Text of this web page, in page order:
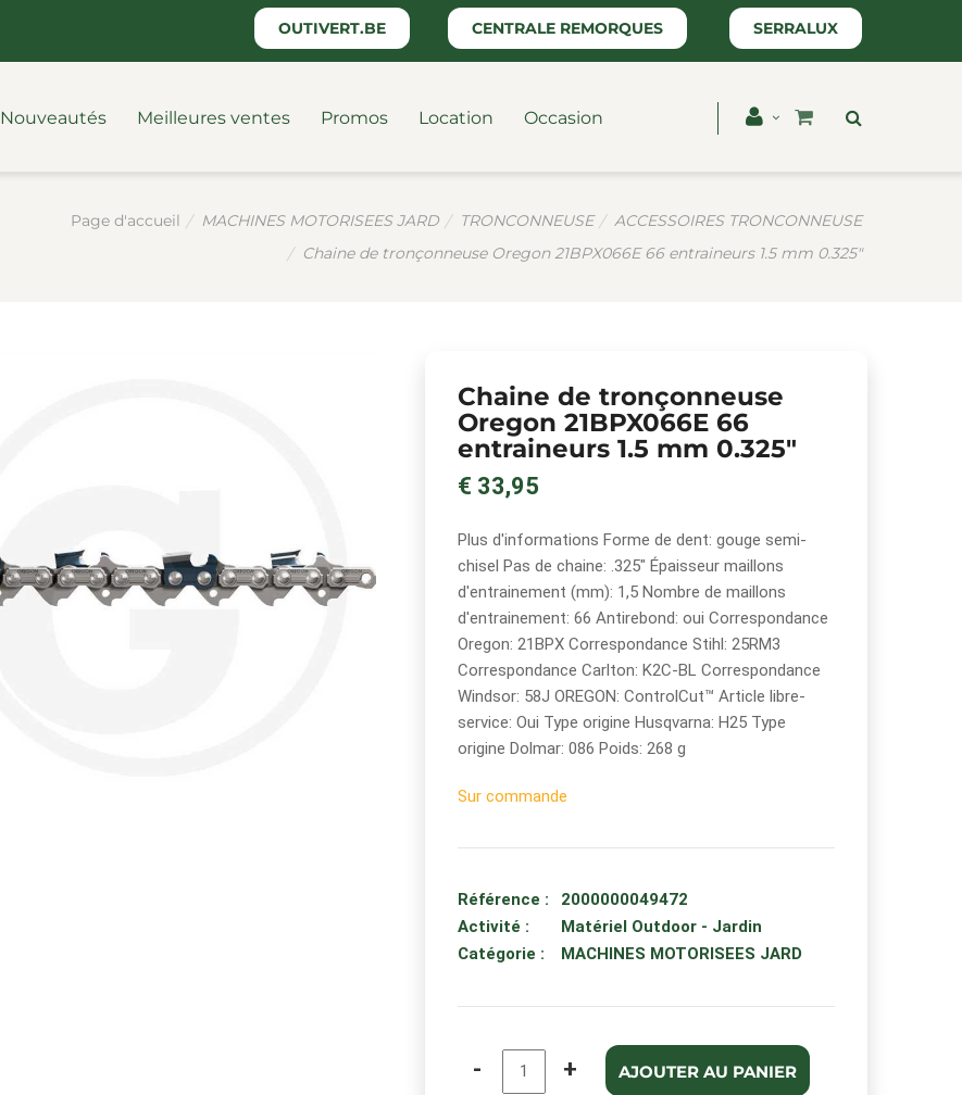
OUTIVERT.BE CENTRALE REMORQUES SERRALUX
Nouveautés Meilleures ventes Promos Location Occasion
Page d'accueil MACHINES MOTORISEES JARD TRONCONNEUSE
ACCESSOIRES TRONCONNEUSE
Chaine de tronçonneuse Oregon 21BPX066E 66 entraineurs 1.5 mm 0.325"
Chaine de tronçonneuse
Oregon 21BPX066E 66
entraineurs 1.5 mm 0.325"
€ 33,95
Plus d'informations Forme de dent: gouge semi-
chisel Pas de chaine: .325" Épaisseur maillons
d'entrainement (mm): 1,5 Nombre de maillons
d'entrainement: 66 Antirebond: oui Correspondance
Oregon: 21BPX Correspondance Stihl: 25RM3
Correspondance Carlton: K2C-BL Correspondance
Windsor: 58J OREGON: ControlCut™ Article libre-
service: Oui Type origine Husqvarna: H25 Type
origine Dolmar: 086 Poids: 268 g
Sur commande
Référence :
2000000049472
Activité :
Matériel Outdoor - Jardin
Catégorie :
MACHINES MOTORISEES JARD
- + AJOUTER AU PANIER